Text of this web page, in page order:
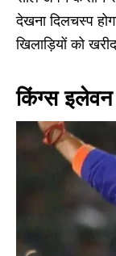
देखना दिलचस्प
खिलाड़ियों को
किंग्स इलेवन